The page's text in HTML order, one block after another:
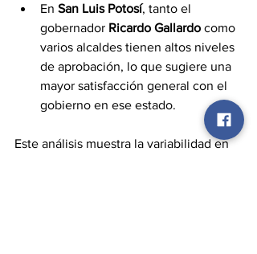
En San Luis Potosí, tanto el
gobernador Ricardo Gallardo como
varios alcaldes tienen altos niveles
de aprobación, lo que sugiere una
mayor satisfacción general con el
gobierno en ese estado.
Este análisis muestra la variabilidad en